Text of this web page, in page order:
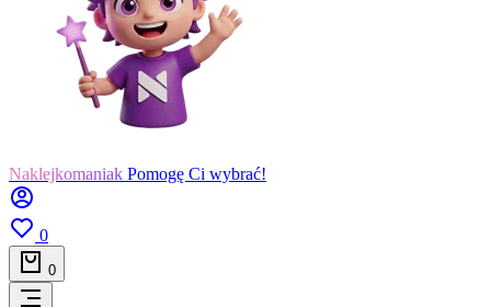
Naklejkomaniak Pomogę Ci wybrać!
0
0